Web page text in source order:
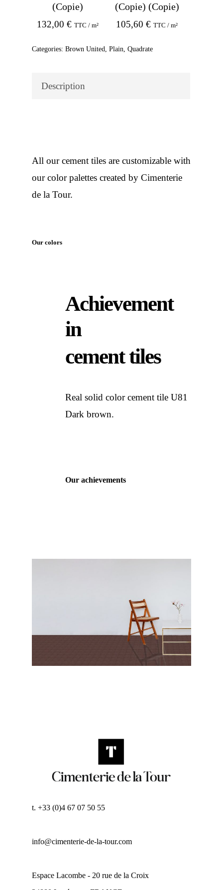
(Copie)
132,00€ TTC / m²
(Copie) (Copie)
105,60€ TTC / m²
Categories: Brown United, Plain, Quadrate
Description
All our cement tiles are customizable with
our color palettes created by Cimenterie
de la Tour.
Our colors
Achievement
in
cement tiles
Real solid color cement tile U81
Dark brown.
Our achievements
t. +33 (0)4 67 07 50 55
info@cimenterie-de-la-tour.com
Espace Lacombe - 20 rue de la Croix